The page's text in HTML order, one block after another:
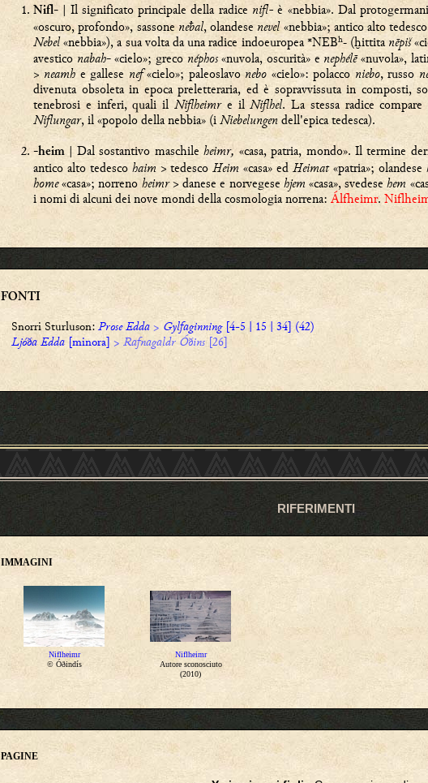
Nifl- | Il significato principale della radice nifl- è «nebbia». Dal
«oscuro, profondo», sassone neƀal, olandese nevel«nebbia»; antico alto tedesco
Nebel«nebbia»), a sua volta da una radice indoeuropea *NEBʰ-(ḫittitanēpiš
avestico nabah- «cielo»; greco néphos«nuvola, oscurità» e nephélē«nuvola»,
> neamhe gallese nef«cielo»; paleoslavo nebo «cielo»: polacco niebo, russo
divenuta obsoleta in epoca preletteraria, ed è sopravvissuta in composti,
tenebrosi e inferi, quali il Niflheimre ilNiflhel. La stessa radice
Niflungar, il «popolo della nebbia» (iNiebelungendell'epica tedesca).
-heim | Dal sostantivo maschileheimr, «casa, patria, mondo». Il termine
antico alto tedesco haim> tedescoHeim «casa» ed Heimat«patria»; olandese
home«casa»; norreno heimr> danese e norvegese hjem«casa», svedesehem
i nomi di alcuni dei nove mondi della cosmologia norrena: Álfheimr.
FONTI
Snorri Sturluson: Prose Edda > Gylfaginning[4-5 | 15 | 34] (42)
Ljóða Edda [minora] > Rafnagaldr Óðins [26]
RIFERIMENTI
IMMAGINI
Niflheimr
© Óðindís
Niflheimr
Autore sconosciuto
(2010)
PAGINE